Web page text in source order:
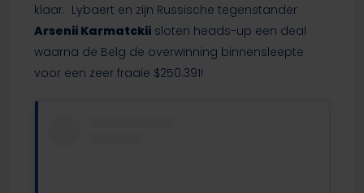
klaar. Lybaert en zijn Russische tegenstander
Arsenii Karmatckiisloten heads-up een deal
waarna de Belg de overwinning binnensleepte
voor een zeer fraaie $250.391!